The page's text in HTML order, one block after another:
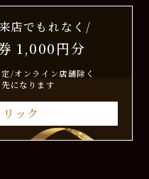
店でもれなく/
1,000円分
/オンライン店舗除く
になります
ック